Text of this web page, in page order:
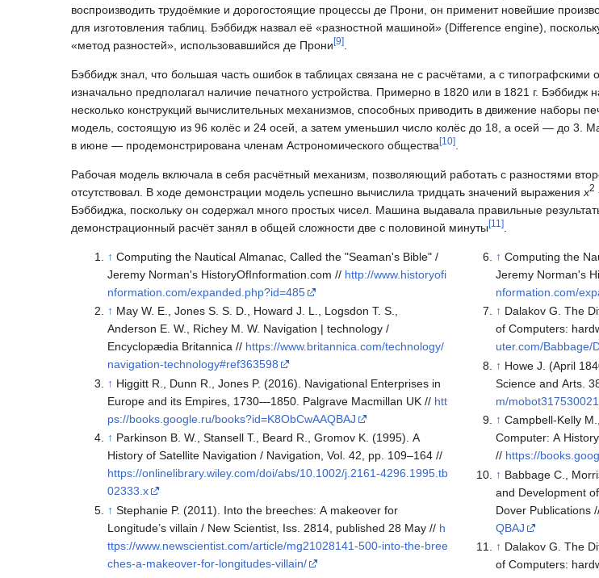
воспроизводить трудоёмкие и дорогостоящие процессы де Прони, он применит новейшие
для изготовления таблиц. Бэббидж назвал её «разностной машиной» (Difference engine),
«метод разностей», использовавшийся де Прони [9]
Бэббидж знал, что большая часть ошибок в таблицах связана не с расчётами, а с
изначально предполагал наличие печатного устройства. Примерно в 1820 или в 1821 г. Бэббидж
несколько конструкций вычислительных механизмов, способных приводить в движение наборы
модель, состоящую из 96 колёс и 24 осей, а затем уменьшил число колёс до 18, а осей — до 3.
в июне — продемонстрирована членам Астрономического общества [10]
Рабочая модель включала в себя расчётный механизм, позволяющий работать с разностями
отсутствовал. В ходе демонстрации модель успешно вычислила тридцать значений выражения x2
Бэббиджа, поскольку он содержал много простых чисел. Машина выдавала правильные
демонстрационный расчёт занял в общей сложности две с половиной минуты [11 ]
↑ Computing the Nautical Almanac, Called the "Seaman's Bible" /
Jeremy Norman's HistoryOfInformation.com // http://www.historyofi
nformation.com/expanded.php?id=485
↑ May W. E., Jones S. S. D., Howard J. L., Logsdon T. S.,
Anderson E. W., Richey M. W. Navigation | technology /
Encyclopædia Britannica // https://www.britannica.com/technology/
navigation-technology#ref363598
↑ Higgitt R., Dunn R., Jones P. (2016). Navigational Enterprises in
Europe and its Empires, 1730—1850. Palgrave Macmillan UK // htt
ps://books.google.ru/books?id=K8ObCwAAQBAJ
↑ Parkinson B. W., Stansell T., Beard R., Gromov K. (1995). A
History of Satellite Navigation / Navigation, Vol. 42, pp. 109–164 //
https://onlinelibrary.wiley.com/doi/abs/10.1002/j.2161-4296.1995.tb
02333.x
↑ Stephanie P. (2011). Into the breeches: A makeover for
Longitude’s villain / New Scientist, Iss. 2814, published 28 May // h
ttps://www.newscientist.com/article/mg21028141-500-into-the-bree
ches-a-makeover-for-longitudes-villain/
↑ Computing the
Jeremy Norman's
nformation.com/
↑ Dalakov G. The
of Computers:
uter.com/Babbage/
↑ Howe J. (April
Science and Arts.
m/
↑ Campbell-Kelly
Computer: A
// https://
↑ Babbage C.,
and Development
Dover Publications
QBAJ
↑ Dalakov G. The
of Computers: